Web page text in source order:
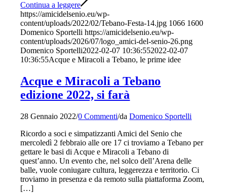
Continua a leggere
https://amicidelsenio.eu/wp-
content/uploads/2022/02/Tebano-Festa-14.jpg 1066 1600
Domenico Sportelli https://amicidelsenio.eu/wp-
content/uploads/2026/07/logo_amici-del-senio-26.png
Domenico Sportelli2022-02-07 10:36:552022-02-07
10:36:55Acque e Miracoli a Tebano, le prime idee
Acque e Miracoli a Tebano
edizione 2022, si farà
28 Gennaio 2022/0 Commenti/daDomenico Sportelli
Ricordo a soci e simpatizzanti Amici del Senio che
mercoledì 2 febbraio alle ore 17 ci troviamo a Tebano per
gettare le basi di Acque e Miracoli a Tebano di
quest’anno. Un evento che, nel solco dell’Arena delle
balle, vuole coniugare cultura, leggerezza e territorio. Ci
troviamo in presenza e da remoto sulla piattaforma Zoom,
[…]